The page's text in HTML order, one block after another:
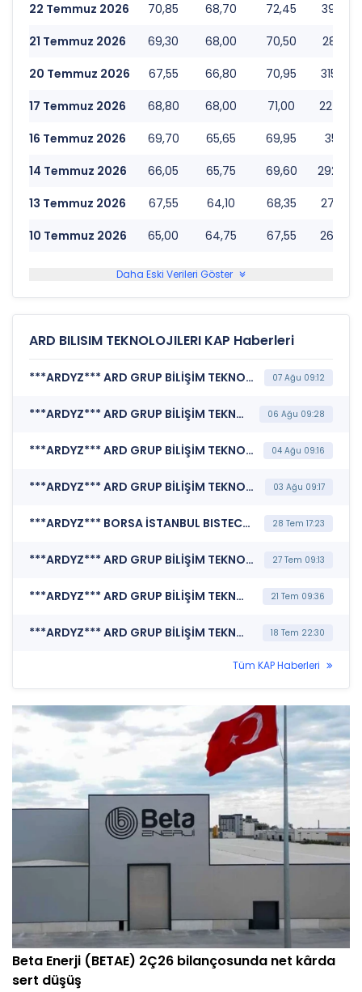
22 Temmuz 2026
70,85 68,70 72,45
21 Temmuz 2026
69,30 68,00 70,50
20 Temmuz 2026
67,55 66,80 70,95
17 Temmuz 2026
68,80 68,00 71,00
16 Temmuz 2026
69,70 65,65 69,95
14 Temmuz 2026
66,05 65,75 69,60
13 Temmuz 2026
67,55 64,10 68,35
10 Temmuz 2026
65,00 64,75 67,55
Daha Eski Verileri Göster
ARD BILISIM TEKNOLOJILERI KAP Haberleri
***ARDYZ*** ARD GRUP BİLİŞİM TEKNOLOJİLERİ A.Ş. (Özel Durum Açıklaması (Genel)) 07 Ağu 09:12
***ARDYZ*** ARD GRUP BİLİŞİM TEKNOLOJİLERİ A.Ş. (Yeni İş İlişkisi) 06 Ağu 09:28
***ARDYZ*** ARD GRUP BİLİŞİM TEKNOLOJİLERİ A.Ş. (Yeni İş İlişkisi) 04 Ağu 09:16
***ARDYZ*** ARD GRUP BİLİŞİM TEKNOLOJİLERİ A.Ş. (Yeni İş İlişkisi) 03 Ağu 09:17
***ARDYZ*** BORSA İSTANBUL BISTECH DEVRE KESİCİ UYGULAMASI (Pay Bazında Devre Kesici Bildirimi) 28 Tem 17:23
***ARDYZ*** ARD GRUP BİLİŞİM TEKNOLOJİLERİ A.Ş. (Yeni İş İlişkisi) 27 Tem 09:13
***ARDYZ*** ARD GRUP BİLİŞİM TEKNOLOJİLERİ A.Ş. (Yeni İş İlişkisi) 21 Tem 09:36
***ARDYZ*** ARD GRUP BİLİŞİM TEKNOLOJİLERİ A.Ş. (Bağımsız Denetim Kuruluşunun Belirlenmesi) 18 Tem 22:30
Tüm KAP Haberleri
Beta Enerji (BETAE) 2Ç26 bilançosunda net kârda
sert düşüş